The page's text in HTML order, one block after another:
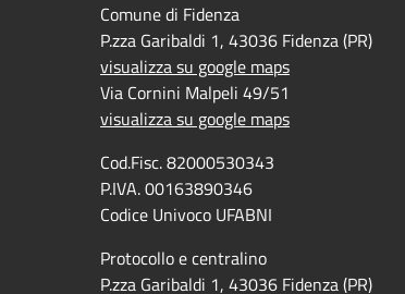
Comune di Fidenza
P.zza Garibaldi 1, 43036 Fidenza (PR)
visualizza su google maps
Via Cornini Malpeli 49/51
visualizza su google maps
Cod.Fisc. 82000530343
P.IVA. 00163890346
Codice Univoco UFABNI
Protocollo e centralino
P.zza Garibaldi 1, 43036 Fidenza (PR)